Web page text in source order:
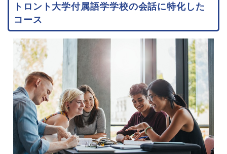
トロント大学付属語学学校の会話に特化した
コース